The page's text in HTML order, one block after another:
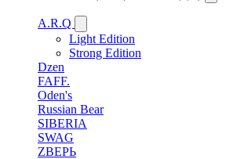
A.R.Q
Light Edition
Strong Edition
Dzen
FAFF.
Oden's
Russian Bear
SIBERIA
SWAG
ZВЕРЬ